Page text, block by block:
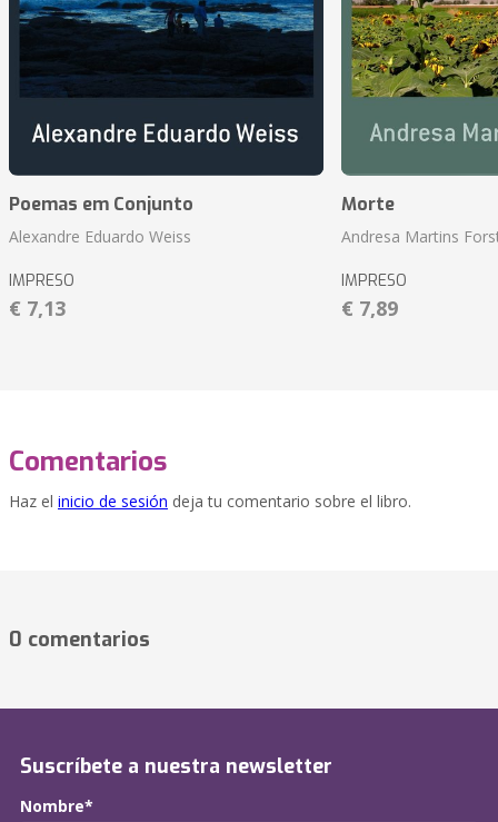
Poemas em Conjunto
Alexandre Eduardo Weiss
IMPRESO
€ 7,13
Morte
Andresa Martins
IMPRESO
€ 7,89
Comentarios
Haz el inicio de sesión deja tu comentario sobre el libro.
0 comentarios
Suscríbete a nuestra newsletter
Nombre*